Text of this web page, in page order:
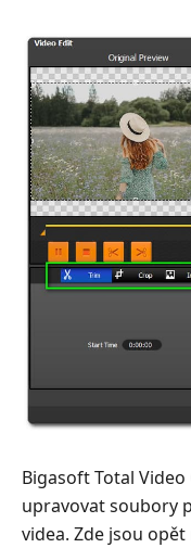
Bigasoft Total
upravovat soubory
videa. Zde jsou